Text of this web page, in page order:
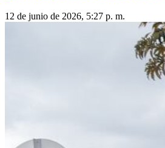
12 de junio de 2026, 5:27 p. m.